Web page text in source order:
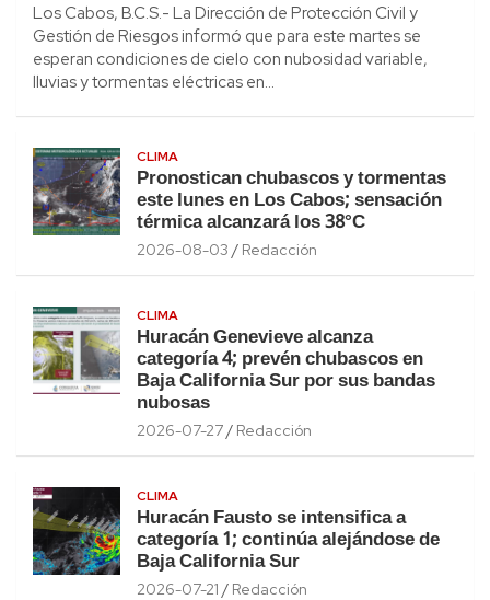
Los Cabos, B.C.S.- La Dirección de Protección Civil y
Gestión de Riesgos informó que para este martes se
esperan condiciones de cielo con nubosidad variable,
lluvias y tormentas eléctricas en…
CLIMA
Pronostican chubascos y tormentas
este lunes en Los Cabos; sensación
térmica alcanzará los 38°C
2026-08-03 Redacción
CLIMA
Huracán Genevieve alcanza
categoría 4; prevén chubascos en
Baja California Sur por sus bandas
nubosas
2026-07-27 Redacción
CLIMA
Huracán Fausto se intensifica a
categoría 1; continúa alejándose de
Baja California Sur
2026-07-21 Redacción